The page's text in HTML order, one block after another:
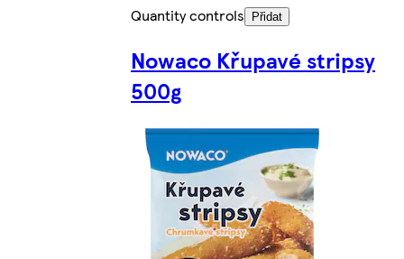
Quantity controls
Přidat
Nowaco Křupavé stripsy
500g